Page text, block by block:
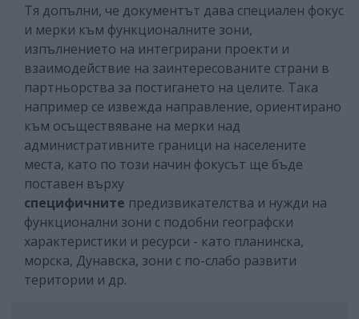
Тя допълни, че документът дава специален фокус
и мерки към функционалните зони,
изпълнението на интегрирани проекти и
взаимодействие на заинтересованите страни в
партньорства за постигането на целите. Така
например се извежда направление, ориентирано
към осъществяване на мерки над
административните граници на населените
места, като по този начин фокусът ще бъде
поставен върху
специфичните предизвикателства и нужди на
функционални зони с подобни географски
характеристики и ресурси - като планинска,
морска, Дунавска, зони с по-слабо развити
територии и др.